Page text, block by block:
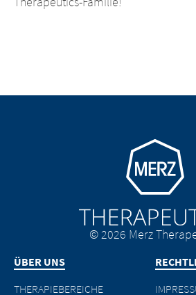
Go to homepage
© 2026 Merz
ÜBER UNS
THERAPIEBEREICHE